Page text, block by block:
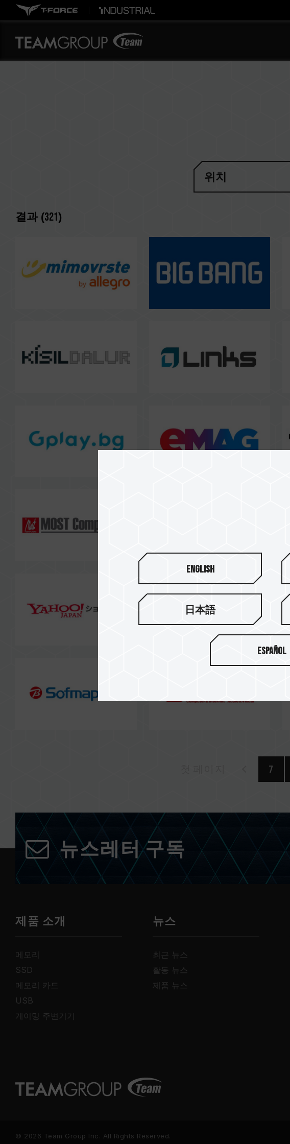
위치
결과 (321)
7
뉴스레터 구독
제품 소개
메모리
SSD
메모리 카드
USB
게이밍 주변기기
뉴스
최근 뉴스
활동 뉴스
제품 뉴스
© 2026 Team Group Inc. All Rights Reserved.
English
日本語
Español